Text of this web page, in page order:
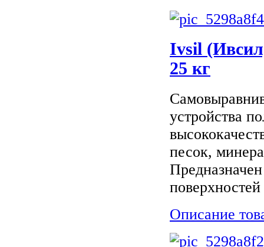
Ivsil
25 кг
устройства
песок,
Описание